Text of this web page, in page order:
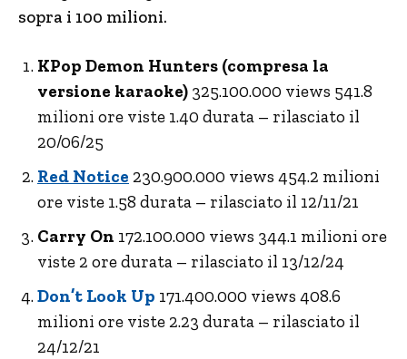
sopra i 100 milioni.
KPop Demon Hunters (compresa la
versione karaoke) 325.100.000 views 541.8
milioni ore viste 1.40 durata – rilasciato il
20/06/25
Red Notice 230.900.000 views 454.2 milioni
ore viste 1.58 durata – rilasciato il 12/11/21
Carry On 172.100.000 views 344.1 milioni ore
viste 2 ore durata – rilasciato il 13/12/24
Don’t Look Up 171.400.000 views 408.6
milioni ore viste 2.23 durata – rilasciato il
24/12/21